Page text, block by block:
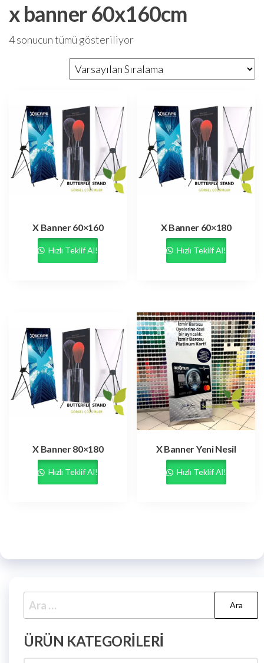
x banner 60x160cm
4 sonucun tümü gösteriliyor
X Banner 60×160
Hızlı Teklif Al!
X Banner 60×180
Hızlı Teklif Al!
X Banner 80×180
Hızlı Teklif Al!
X Banner Yeni Nesil
Hızlı Teklif Al!
ÜRÜN KATEGORILERI